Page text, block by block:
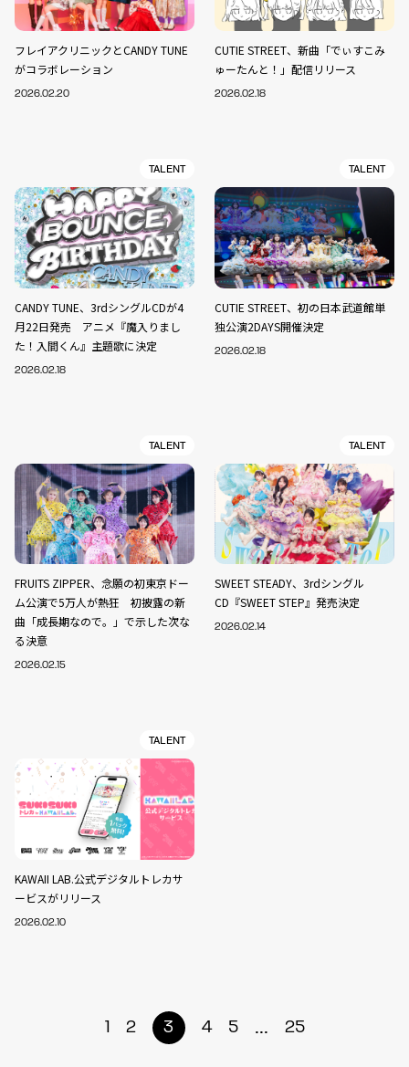
フレイアクリニックとCANDY TUNE
がコラボレーション
2026.02.20
CUTIE STREET、新曲「でぃすこみ
ゅーたんと！」配信リリース
2026.02.18
TALENT
CANDY TUNE、3rdシングルCDが4
月22日発売 アニメ『魔入りまし
た！入間くん』主題歌に決定
2026.02.18
TALENT
CUTIE STREET、初の日本武道館単
独公演2DAYS開催決定
2026.02.18
TALENT
FRUITS ZIPPER、念願の初東京ドー
ム公演で5万人が熱狂 初披露の新
曲「成長期なので。」で示した次な
る決意
2026.02.15
TALENT
SWEET STEADY、3rdシングル
CD『SWEET STEP』発売決定
2026.02.14
TALENT
KAWAII LAB.公式デジタルトレカサ
ービスがリリース
2026.02.10
1 2 3 4 5 ... 25